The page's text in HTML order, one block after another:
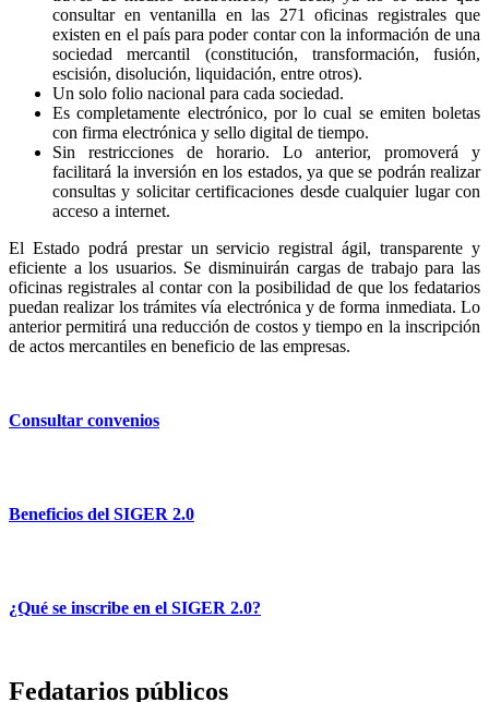
consultar en ventanilla en las 271 oficinas registrales que
existen en el país para poder contar con la información de una
sociedad mercantil (constitución, transformación, fusión,
escisión, disolución, liquidación, entre otros).
Un solo folio nacional para cada sociedad.
Es completamente electrónico, por lo cual se emiten boletas
con firma electrónica y sello digital de tiempo.
Sin restricciones de horario. Lo anterior, promoverá y
facilitará la inversión en los estados, ya que se podrán realizar
consultas y solicitar certificaciones desde cualquier lugar con
acceso a internet.
El Estado podrá prestar un servicio registral ágil, transparente y
eficiente a los usuarios. Se disminuirán cargas de trabajo para las
oficinas registrales al contar con la posibilidad de que los fedatarios
puedan realizar los trámites vía electrónica y de forma inmediata. Lo
anterior permitirá una reducción de costos y tiempo en la inscripción
de actos mercantiles en beneficio de las empresas.
Consultar convenios
Beneficios del SIGER 2.0
¿Qué se inscribe en el SIGER 2.0?
Fedatarios públicos